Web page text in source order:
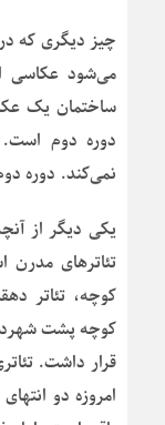
چیز دیگری که در
می‌شود عکاسی
ساختمان یک
دوره دوم است.
نمی‌کند. دوره دوم
یکی دیگر از
تئاترهای
کوچه، تئاتر
کوچه پشت
قرار داشت.
امروزه دو